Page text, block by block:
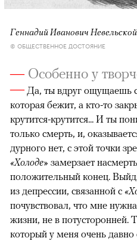
Геннадий Иванович Невельской
© ОБЩЕСТВЕННОЕ ДОСТОЯНИЕ
—Особенно у
—Да, ты вдруг ощущаешь
которая бежит, а кто-то
крутится-крутится... И ты
только смерть, и,
дурного нет, с этой точки
«Холоде» замерзает
положительный конец.
из депрессии, связанной с
почувствовал, что мне
жизни, не в потусторонней.
который у меня очень давно